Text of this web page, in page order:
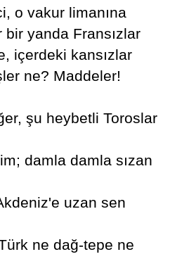
o vakur limanına
yanda Fransızlar
içerdeki kansızlar
ne? Maddeler!
şu heybetli Toroslar
damla damla sızan
uzan sen
ne dağ-tepe ne